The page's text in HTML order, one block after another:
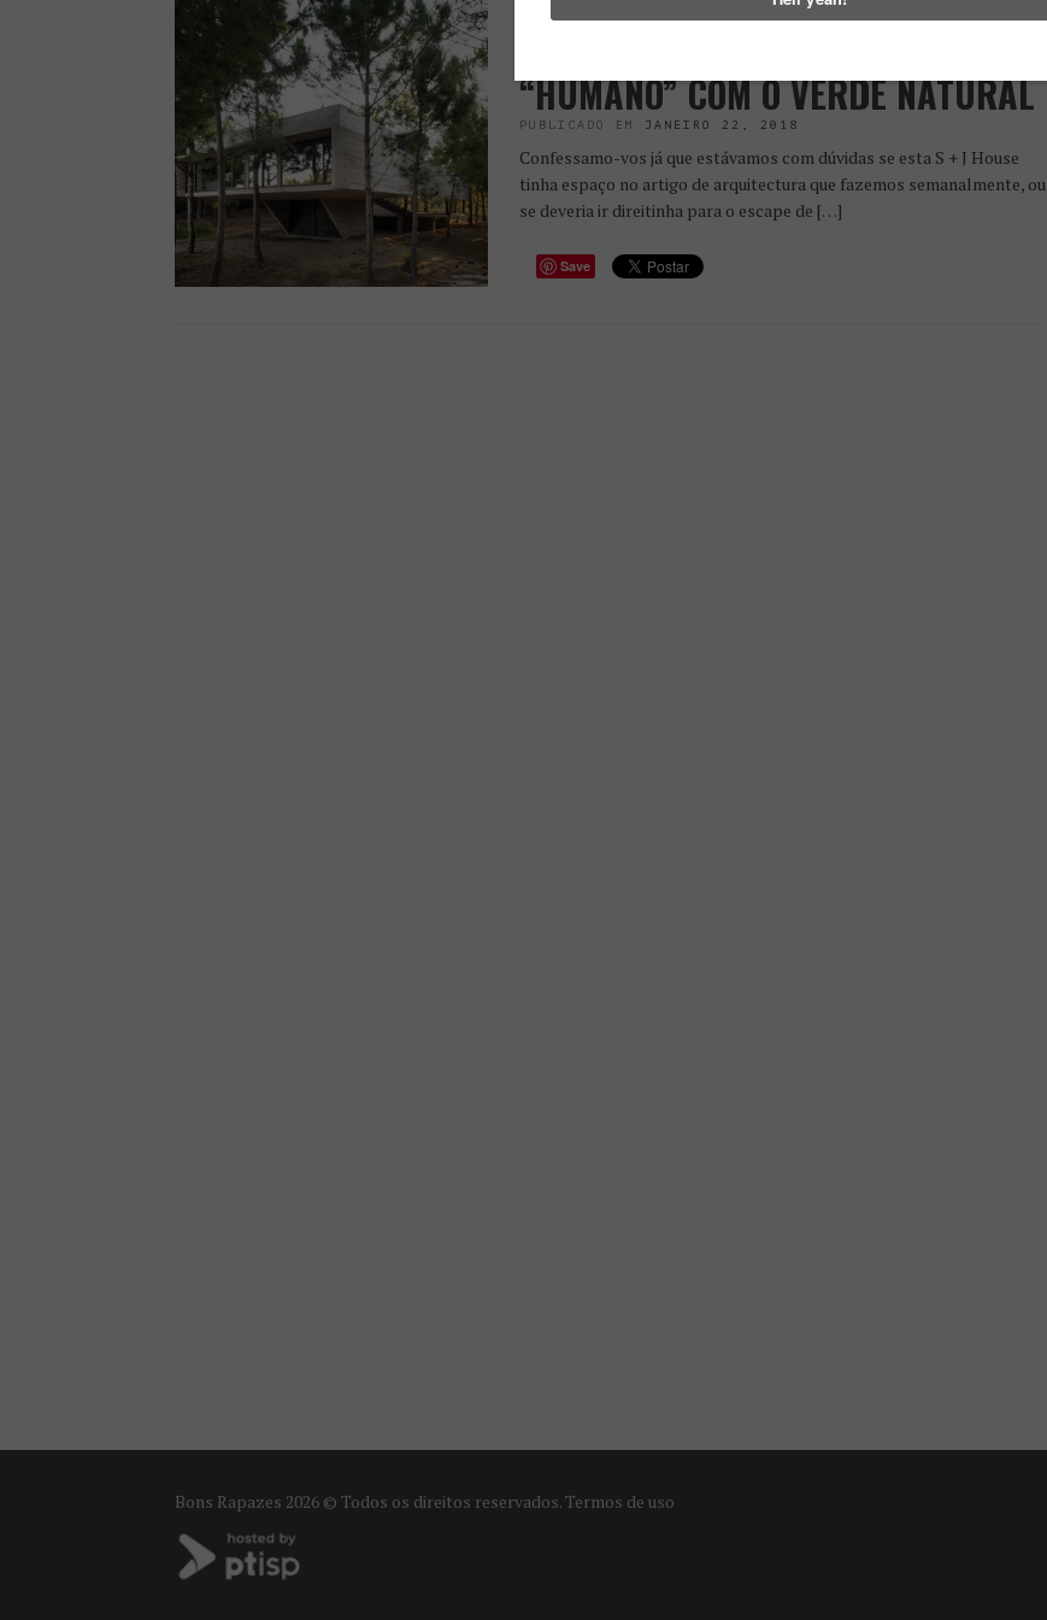
“HUMANO” COM O VERDE NATURAL
PUBLICADO EM JANEIRO 22, 2018
Confessamo-vos já que estávamos com dúvidas se esta S + J House
tinha espaço no artigo de arquitectura que fazemos semanalmente, ou
se deveria ir direitinha para o escape de […]
Save
Bons Rapazes 2026 © Todos os direitos reservados.Termos de uso